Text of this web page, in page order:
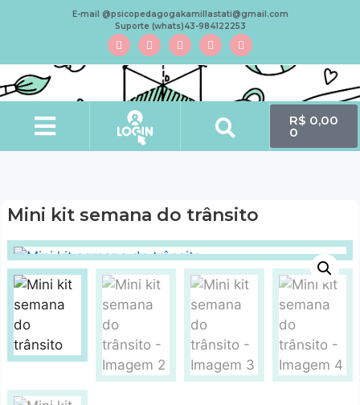
E-mail @psicopedagogakamillastati@gmail.com
Suporte (whats)43-984122253
R$ 0,00
0
Mini kit semana do trânsito